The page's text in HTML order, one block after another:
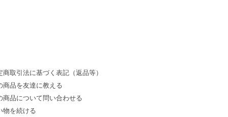
商取引法に基づく表記（返品等）
商品を友達に教える
商品について問い合わせる
物を続ける